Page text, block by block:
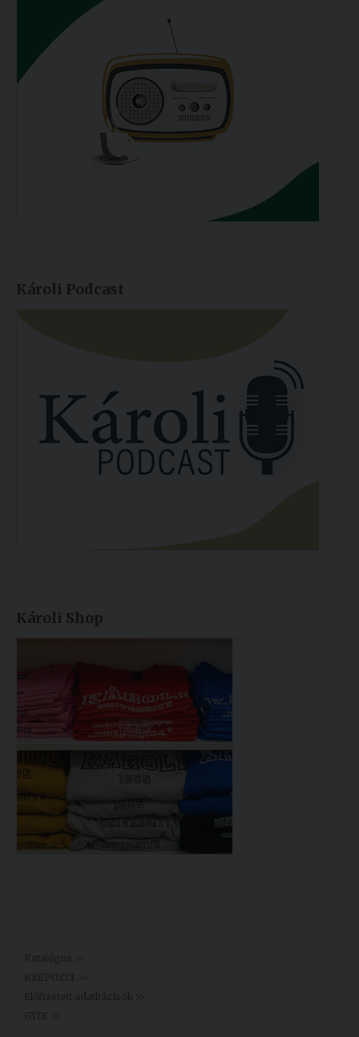
Károli Podcast
Károli Shop
Katalógus >>
KREPOZIT >>
Előfizetett adatbázisok >>
GYIK >>